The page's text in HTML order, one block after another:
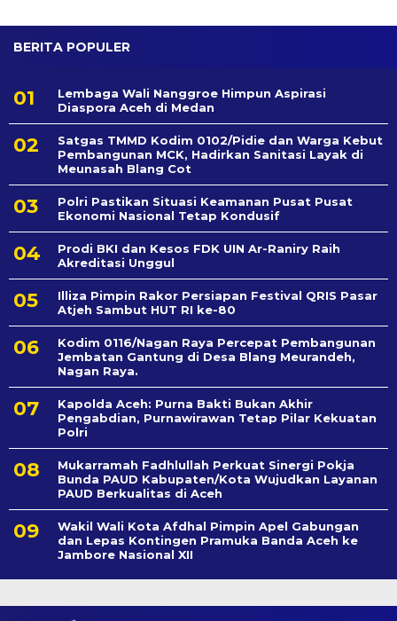
BERITA POPULER
Lembaga Wali Nanggroe Himpun Aspirasi
Diaspora Aceh di Medan
Satgas TMMD Kodim 0102/Pidie dan Warga Kebut
Pembangunan MCK, Hadirkan Sanitasi Layak di
Meunasah Blang Cot
Polri Pastikan Situasi Keamanan Pusat Pusat
Ekonomi Nasional Tetap Kondusif
Prodi BKI dan Kesos FDK UIN Ar-Raniry Raih
Akreditasi Unggul
Illiza Pimpin Rakor Persiapan Festival QRIS Pasar
Atjeh Sambut HUT RI ke-80
Kodim 0116/Nagan Raya Percepat Pembangunan
Jembatan Gantung di Desa Blang Meurandeh,
Nagan Raya.
Kapolda Aceh: Purna Bakti Bukan Akhir
Pengabdian, Purnawirawan Tetap Pilar Kekuatan
Polri
Mukarramah Fadhlullah Perkuat Sinergi Pokja
Bunda PAUD Kabupaten/Kota Wujudkan Layanan
PAUD Berkualitas di Aceh
Wakil Wali Kota Afdhal Pimpin Apel Gabungan
dan Lepas Kontingen Pramuka Banda Aceh ke
Jambore Nasional XII